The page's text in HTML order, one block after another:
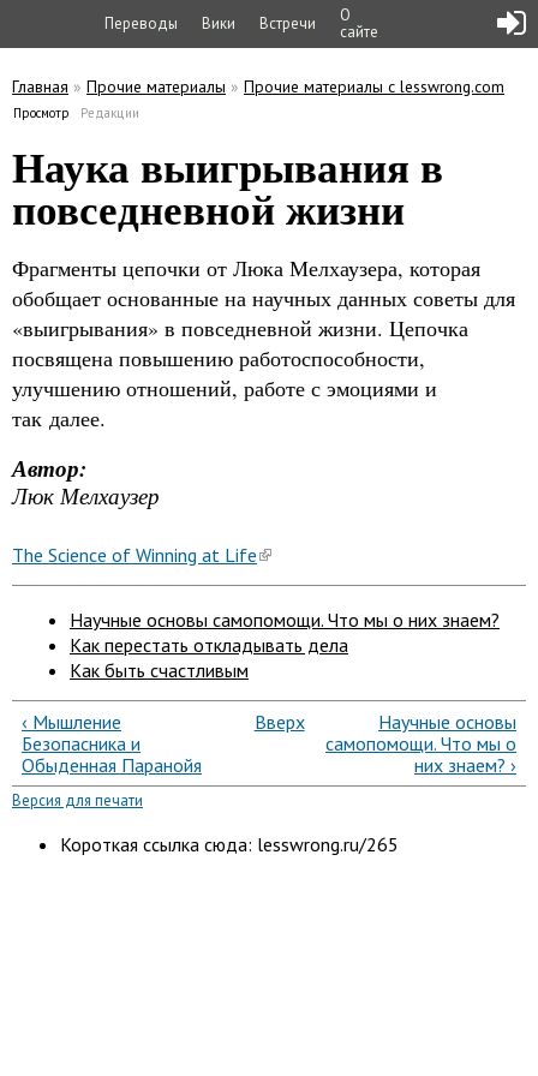
Переводы Вики Встречи
О
сайте
Вы здесь
Главная » Прочие материалы » Прочие материалы с lesswrong.com
Просмотр (активная вкладка)
Редакции
Наука выигрывания в
повседневной жизни
Фрагменты цепочки от Люка Мелхаузера, которая
обобщает основанные на научных данных советы для
«выигрывания» в повседневной жизни. Цепочка
посвящена повышению работоспособности,
улучшению отношений, работе с эмоциями и
так далее.
Автор:
Люк Мелхаузер
The Science of Winning at Life
Научные основы самопомощи. Что мы о них знаем?
Как перестать откладывать дела
Как быть счастливым
‹ Мышление
Безопасника и
Обыденная Паранойя
Вверх
Научные основы
самопомощи. Что мы о
них знаем? ›
Версия для печати
Короткая ссылка сюда: lesswrong.ru/265